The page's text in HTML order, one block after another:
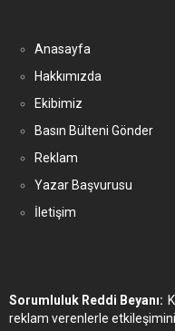
Anasayfa
Hakkımızda
Ekibimiz
Basın Bülteni Gönder
Reklam
Yazar Başvurusu
İletişim
Sorumluluk Reddi Beyanı:
reklam verenlerle